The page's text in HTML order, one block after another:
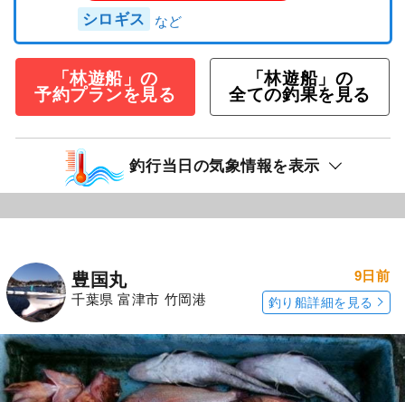
シロギス
「林遊船」の
予約プランを見る
「林遊船」の
全ての釣果を見る
釣行当日の気象情報を表示
豊国丸
千葉県 富津市 竹岡港
9日前
釣り船詳細を見る